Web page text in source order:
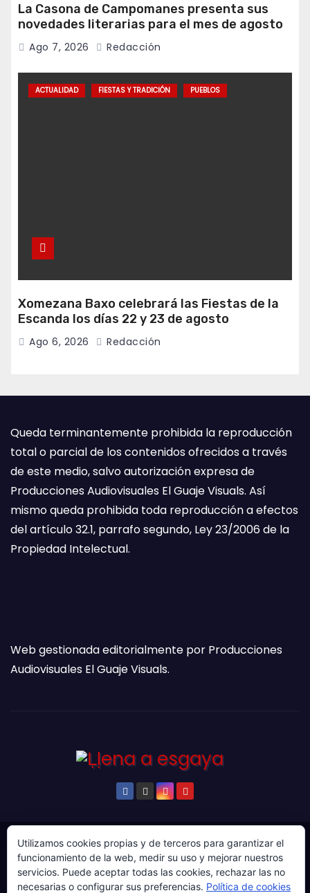
La Casona de Campomanes presenta sus
novedades literarias para el mes de agosto
Ago 7, 2026 Redacción
ACTUALIDAD FIESTAS Y TRADICIÓN PUEBLOS
Xomezana Baxo celebrará las Fiestas de la
Escanda los días 22 y 23 de agosto
Ago 6, 2026 Redacción
Queda terminantemente prohibida la reproducción
total o parcial de los contenidos ofrecidos a través
de este medio, salvo autorización expresa de
Producciones Audiovisuales El Guaje Visuals. Así
mismo queda prohibida toda reproducción a efectos
del artículo 32.1, parrafo segundo, Ley 23/2006 de la
Propiedad Intelectual.
Web gestionada editorialmente por Producciones
Audiovisuales El Guaje Visuals.
© Copyright 2024. Todos los derechos reservados.
Web gestionada por Producciones Audiovisuales El
Guaje Visuals.
Utilizamos cookies propias y de terceros para garantizar el
funcionamiento de la web, medir su uso y mejorar nuestros
servicios. Puede aceptar todas las cookies, rechazar las no
necesarias o configurar sus preferencias. Política de cookies